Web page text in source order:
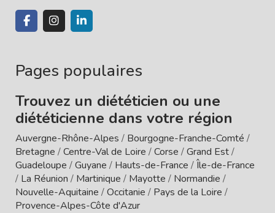
Pages populaires
Trouvez un diététicien ou une
diététicienne dans votre région
Auvergne-Rhône-Alpes / Bourgogne-Franche-Comté /
Bretagne /Centre-Val de Loire /Corse /Grand Est/
Guadeloupe /Guyane / Hauts-de-France /Île-de-France
/ La Réunion / Martinique / Mayotte / Normandie /
Nouvelle-Aquitaine /Occitanie / Pays de la Loire /
Provence-Alpes-Côte d'Azur